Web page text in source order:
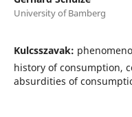
University of Bamberg
Kulcsszavak:
history of consumption,
absurdities of